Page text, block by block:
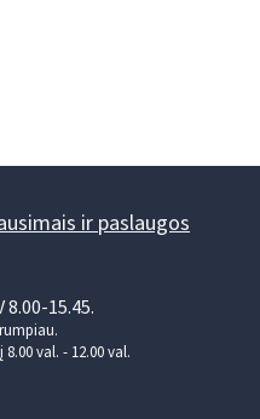
ir paslaugos
8.00-15.45.
val. - 12.00 val.